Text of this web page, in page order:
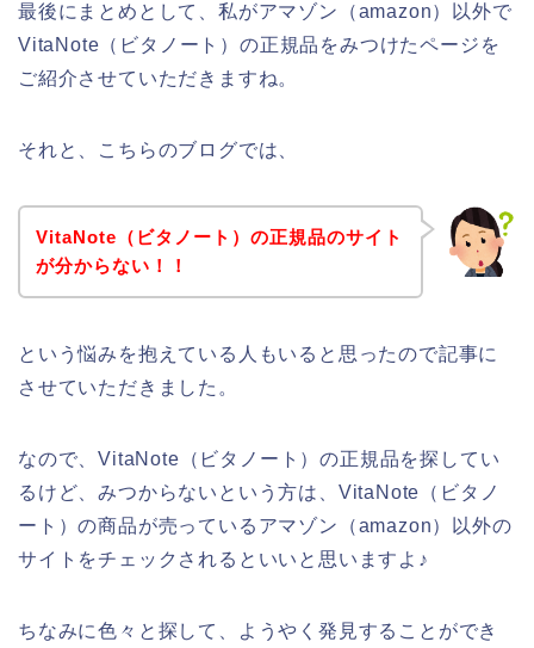
最後にまとめとして、私がアマゾン（amazon）以外で
VitaNote（ビタノート）の正規品をみつけたページを
ご紹介させていただきますね。
それと、こちらのブログでは、
VitaNote（ビタノート）の正規品のサイト
が分からない！！
という悩みを抱えている人もいると思ったので記事に
させていただきました。
なので、VitaNote（ビタノート）の正規品を探してい
るけど、みつからないという方は、VitaNote（ビタノ
ート）の商品が売っているアマゾン（amazon）以外の
サイトをチェックされるといいと思いますよ♪
ちなみに色々と探して、ようやく発見することができ